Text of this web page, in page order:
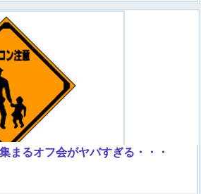
まるオフ会がヤバすぎる・・・